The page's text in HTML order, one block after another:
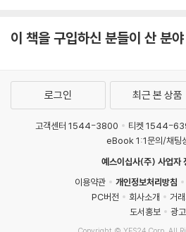
이 책을 구입하신 분들이 산 분
로그인 최근 본 상품
고객센터 1544-3800 티켓 1544-
eBook 1:1문의/채팅
예스이십사(주) 사업자
이용약관
개인정보처리방침
PC버전
회사소개
거
도서홍보
광고